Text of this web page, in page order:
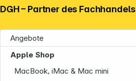
Angebote
Apple Shop
MacBook, iMac & Mac mini
DGH – Partner des Fachhandels